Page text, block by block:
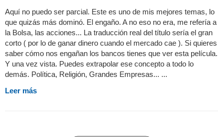
Aquí no puedo ser parcial. Este es uno de mis mejores temas, lo
que quizás más dominó. El engaño. A no eso no era, me refería a
la Bolsa, las acciones... La traducción real del título sería el gran
corto ( por lo de ganar dinero cuando el mercado cae ). Si quieres
saber cómo nos engañan los bancos tienes que ver esta película.
Y una vez vista. Puedes extrapolar ese concepto a todo lo
demás. Política, Religión, Grandes Empresas... ...
Leer más